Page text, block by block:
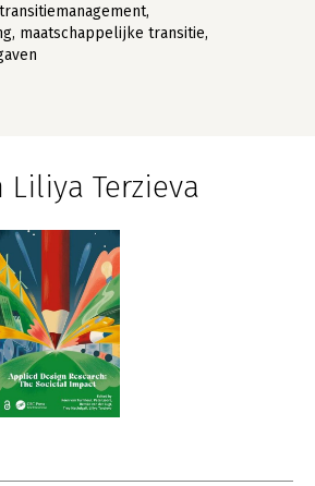
maatschappelijke transitie,
Liliya Terzieva